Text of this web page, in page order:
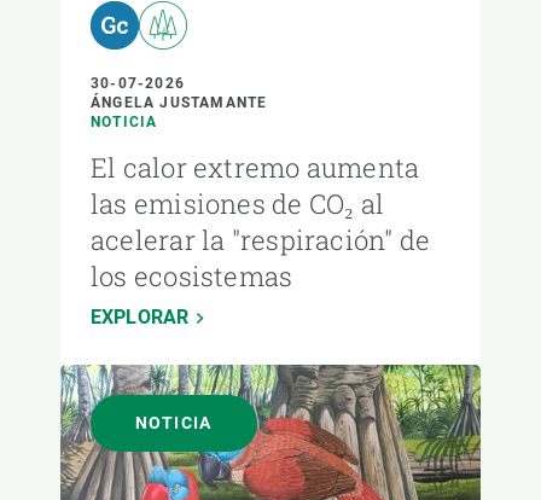
30-07-2026
ÁNGELA JUSTAMANTE
NOTICIA
El calor extremo aumenta
las emisiones de CO₂ al
acelerar la "respiración" de
los ecosistemas
EXPLORAR
NOTICIA